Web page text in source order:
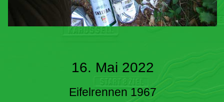
16. Mai 2022
Eifelrennen 1967